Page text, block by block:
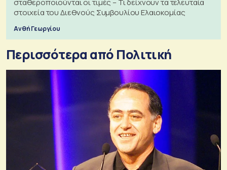
στοιχεία του Διεθνούς Συμβουλίου Ελαιοκομίας
Ανθή Γεωργίου
Περισσότερα από Πολιτική